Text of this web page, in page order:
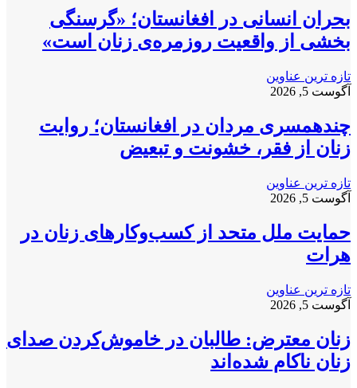
بحران انسانی در افغانستان؛ «گرسنگی
بخشی از واقعیت روزمره‌ی زنان است»
تازه ترین عناوین
آگوست 5, 2026
چندهمسری مردان در افغانستان؛ روایت
زنان از فقر، خشونت و تبعیض
تازه ترین عناوین
آگوست 5, 2026
حمایت ملل متحد از کسب‌وکارهای زنان در
هرات
تازه ترین عناوین
آگوست 5, 2026
زنان معترض: طالبان در خاموش‌کردن صدای
زنان ناکام شده‌اند